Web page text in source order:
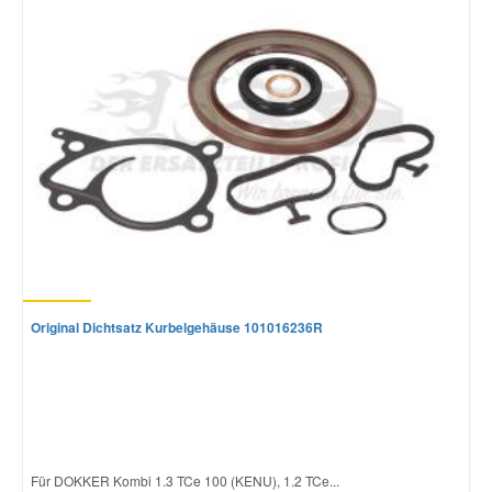
Original Dichtsatz Kurbelgehäuse 101016236R
Für DOKKER Kombi 1.3 TCe 100 (KENU), 1.2 TCe...